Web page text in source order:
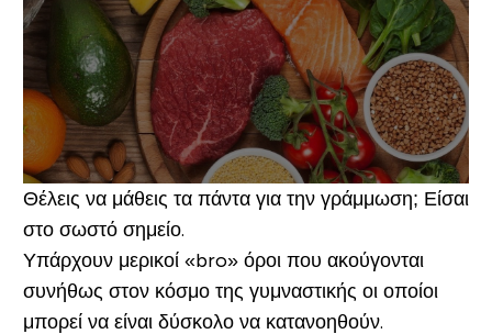
Θέλεις να μάθεις τα πάντα για την γράμμωση; Είσαι
στο σωστό σημείο.
Υπάρχουν μερικοί «bro» όροι που ακούγονται
συνήθως στον κόσμο της γυμναστικής οι οποίοι
μπορεί να είναι δύσκολο να κατανοηθούν.